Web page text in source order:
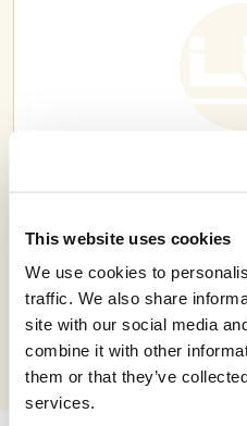
This website uses cookies
We use cookies to
traffic. We also share
site with our social media
combine it with other
them or that they’ve
services.